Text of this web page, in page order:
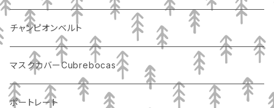
チャンピオンベルト
マスクカバーCubrebocas
ポートレート